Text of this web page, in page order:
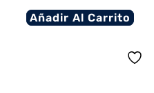
Añadir Al Carrito